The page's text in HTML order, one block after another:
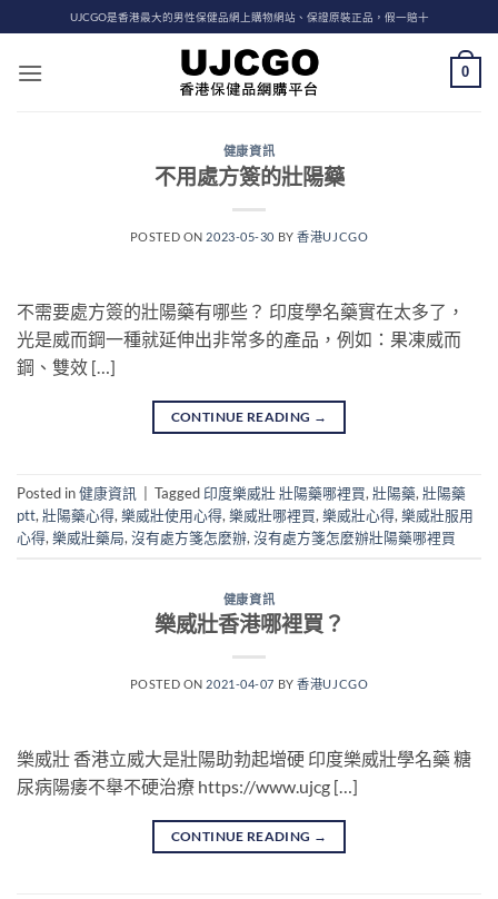
to
content
UJCGO是香港最大的男性保健品網上購物網站、保證原裝正品，假一賠十
0
健康資訊
不用處方簽的壯陽藥
POSTED ON 2023-05-30 BY香港UJCGO
不需要處方簽的壯陽藥有哪些？ 印度學名藥實在太多了，
光是威而鋼一種就延伸出非常多的產品，例如：果凍威而
鋼、雙效 […]
CONTINUE READING →
Posted in健康資訊 Tagged 印度樂威壯 壯陽藥哪裡買, 壯陽藥, 壯陽藥
ptt, 壯陽藥心得, 樂威壯使用心得, 樂威壯哪裡買, 樂威壯心得, 樂威壯服用
心得, 樂威壯藥局, 沒有處方箋怎麼辦, 沒有處方箋怎麼辦壯陽藥哪裡買
健康資訊
樂威壯香港哪裡買？
POSTED ON 2021-04-07 BY香港UJCGO
樂威壯 香港立威大是壯陽助勃起增硬 印度樂威壯學名藥 糖
尿病陽痿不舉不硬治療 https://www.ujcg […]
CONTINUE READING →